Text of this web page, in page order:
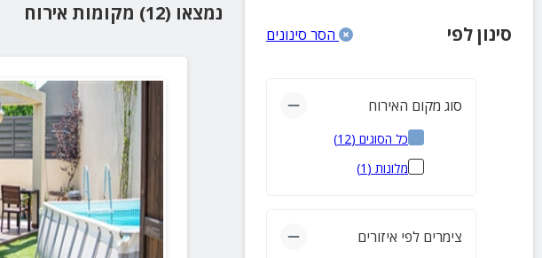
סינון לפי הסר סינונים
סוג מקום האירוח
כל הסוגים (
12
)
מלונות (
1
)
צימרים לפי איזורים
נמצאו (12) מקומות אירוח